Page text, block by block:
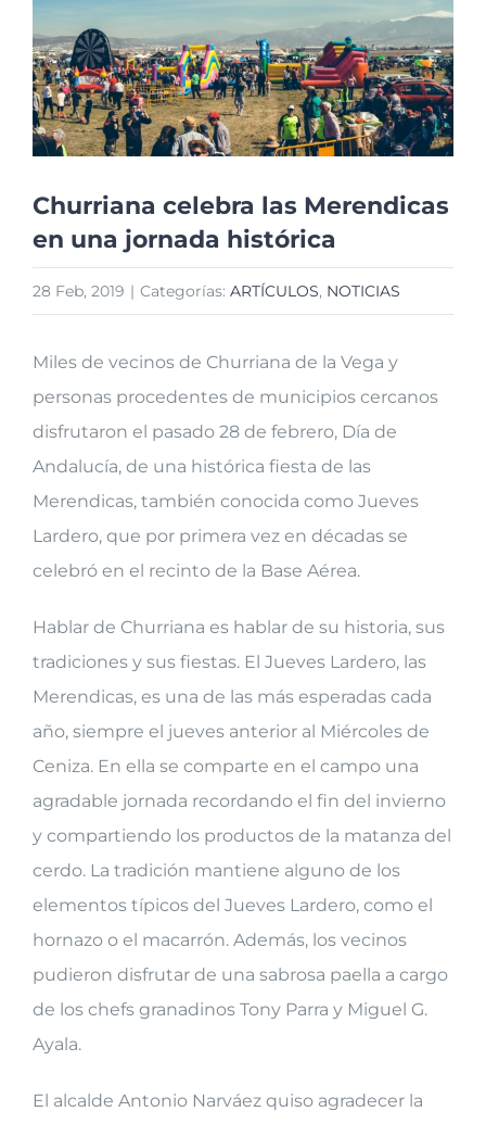
más
grande
Churriana celebra las Merendicas
en una jornada histórica
28 Feb, 2019 | Categorías: ARTÍCULOS, NOTICIAS
Miles de vecinos de Churriana de la Vega y
personas procedentes de municipios cercanos
disfrutaron el pasado 28 de febrero, Día de
Andalucía, de una histórica fiesta de las
Merendicas, también conocida como Jueves
Lardero, que por primera vez en décadas se
celebró en el recinto de la Base Aérea.
Hablar de Churriana es hablar de su historia, sus
tradiciones y sus fiestas. El Jueves Lardero, las
Merendicas, es una de las más esperadas cada
año, siempre el jueves anterior al Miércoles de
Ceniza. En ella se comparte en el campo una
agradable jornada recordando el fin del invierno
y compartiendo los productos de la matanza del
cerdo. La tradición mantiene alguno de los
elementos típicos del Jueves Lardero, como el
hornazo o el macarrón. Además, los vecinos
pudieron disfrutar de una sabrosa paella a cargo
de los chefs granadinos Tony Parra y Miguel G.
Ayala.
El alcalde Antonio Narváez quiso agradecer la